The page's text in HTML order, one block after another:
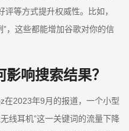
等方式提升权威性。比如，
”，这些都能增加谷歌对你的信
响搜索结果？
在2023年9月的报道，一个小型
线耳机”这一关键词的流量下降